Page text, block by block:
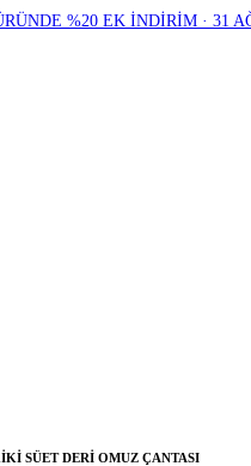
%20 EK İNDİRİM · 31
SÜET DERI OMUZ ÇANTASI